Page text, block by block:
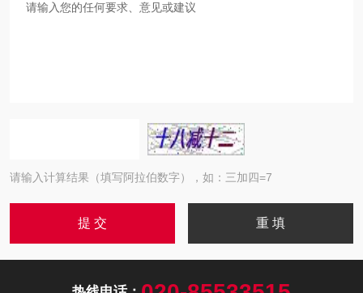
请输入计算结果（填写阿拉伯数字），如：三加四=7